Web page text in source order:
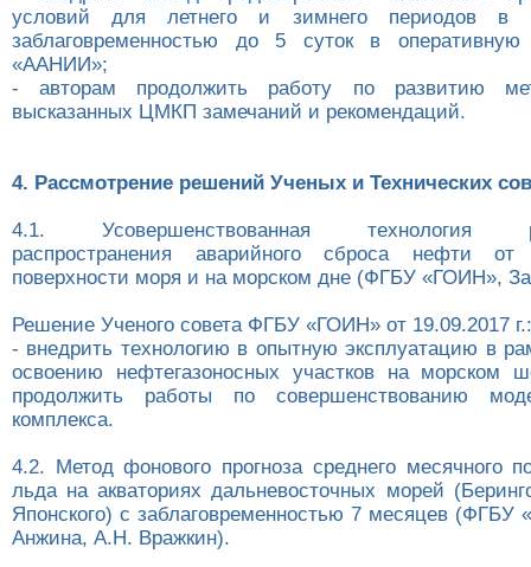
условий для летнего и зимнего периодов в
заблаговременностью до 5 суток в
«ААНИИ»;
- авторам продолжить работу по развитию
высказанных ЦМКП замечаний и рекомендаций.
4. Рассмотрение решений Ученых и Технических
4.1. Усовершенствованная технология
распространения аварийного сброса нефти от
поверхности моря и на морском дне (ФГБУ «ГОИН»,
Решение Ученого совета ФГБУ «ГОИН» от 19.09.2017 г.:
- внедрить технологию в опытную эксплуатацию в
освоению нефтегазоносных участков на морском
продолжить работы по совершенствованию
комплекса.
4.2. Метод фонового прогноза среднего месячного
льда на акваториях дальневосточных морей
Японского) с заблаговременностью 7 месяцев
Анжина, А.Н. Вражкин).